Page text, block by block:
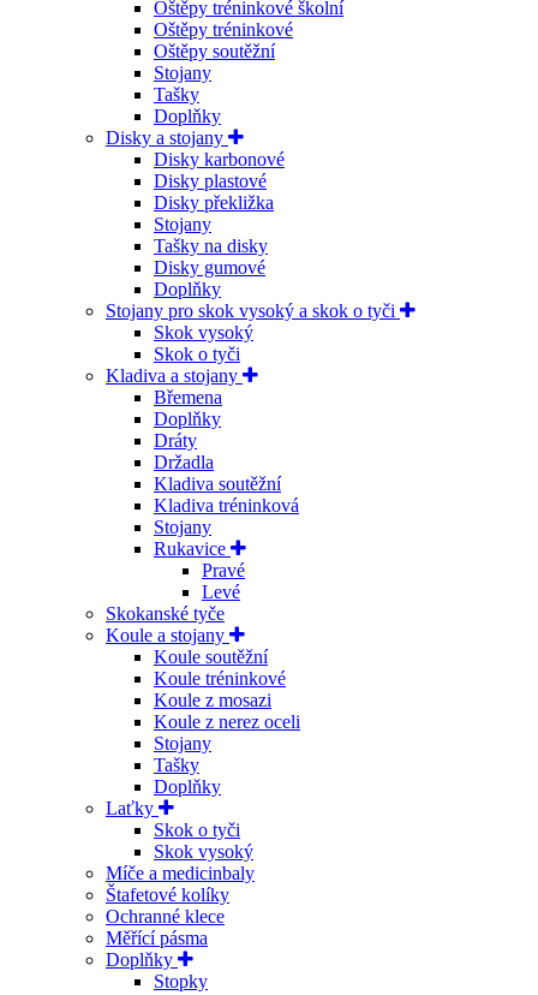
Oštěpy tréninkové školní
Oštěpy tréninkové
Oštěpy soutěžní
Stojany
Tašky
Doplňky
Disky a stojany
Disky karbonové
Disky plastové
Disky překližka
Stojany
Tašky na disky
Disky gumové
Doplňky
Stojany pro skok vysoký a skok o tyči
Skok vysoký
Skok o tyči
Kladiva a stojany
Břemena
Doplňky
Dráty
Držadla
Kladiva soutěžní
Kladiva tréninková
Stojany
Rukavice
Pravé
Levé
Skokanské tyče
Koule a stojany
Koule soutěžní
Koule tréninkové
Koule z mosazi
Koule z nerez oceli
Stojany
Tašky
Doplňky
Laťky
Skok o tyči
Skok vysoký
Míče a medicinbaly
Štafetové kolíky
Ochranné klece
Měřící pásma
Doplňky
Stopky